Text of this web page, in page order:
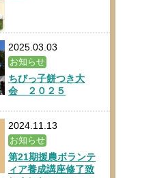
2025.03.03
お知らせ
ちびっ子餅つき大
会 ２０２５
2024.11.13
お知らせ
第21期援農ボランテ
ィア養成講座修了致